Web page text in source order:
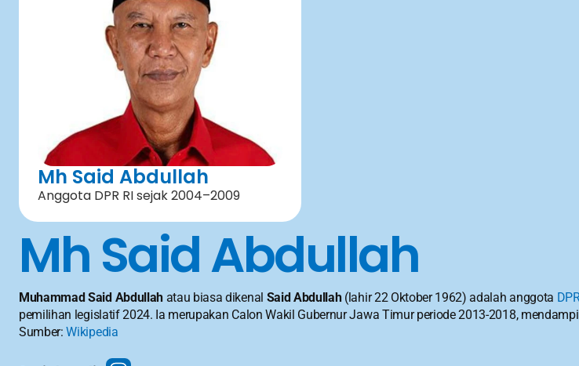
Mh Said Abdullah
Anggota DPR RI sejak 2004–2009
Mh Said Abdullah
Muhammad Said Abdullah atau biasa dikenal Said Abdullah (lahir 22 Oktober 1962) adalah anggota
pemilihan legislatif 2024. Ia merupakan Calon Wakil Gubernur Jawa Timur periode 2013-2018,
Sumber: Wikipedia